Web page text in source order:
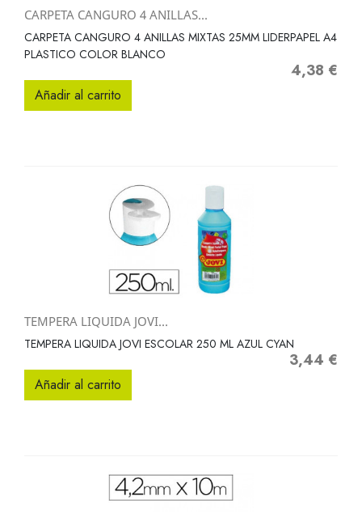
CARPETA CANGURO 4 ANILLAS...
CARPETA CANGURO 4 ANILLAS MIXTAS 25MM LIDERPAPEL A4
PLASTICO COLOR BLANCO
Precio
4,38 €
Añadir al carrito
TEMPERA LIQUIDA JOVI...
TEMPERA LIQUIDA JOVI ESCOLAR 250 ML AZUL CYAN
Precio
3,44 €
Añadir al carrito